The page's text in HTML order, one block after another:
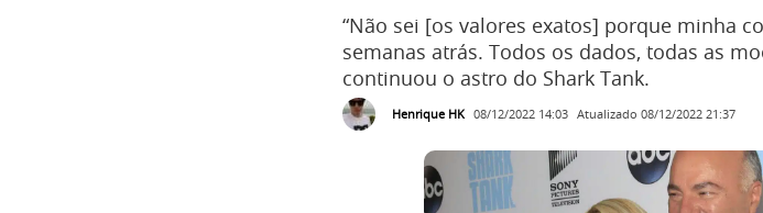
“Não sei [os valores exatos] porque minha
semanas atrás. Todos os dados, todas as
continuou o astro do Shark Tank.
Henrique HK 08/12/2022 14:03 Atualizado 08/12/2022 21:37